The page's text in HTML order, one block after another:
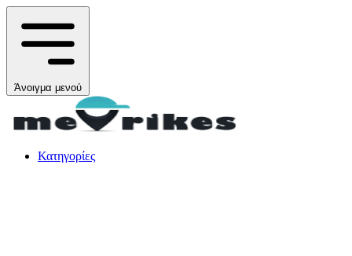
Άνοιγμα μενού
Κατηγορίες